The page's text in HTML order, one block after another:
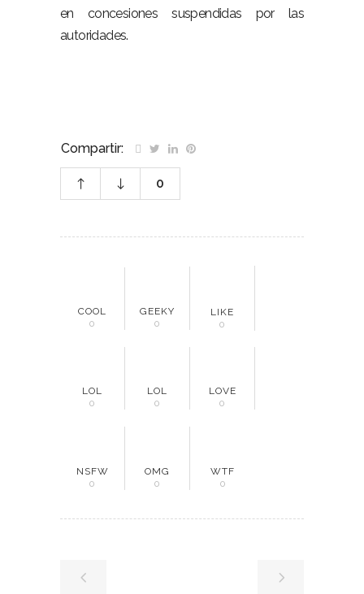
en concesiones suspendidas por las
autoridades.
Compartir:
0
COOL
0
GEEKY
0
LIKE
0
LOL
0
LOL
0
LOVE
0
NSFW
0
OMG
0
WTF
0